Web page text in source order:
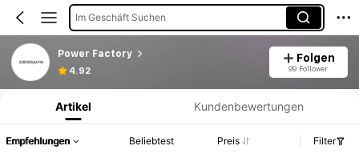
Im Geschäft Suchen
Power Factory
4.92
Folgen
99 Follower
Produktinformation: Preisangabe, Verkaufs- und Lagerbestandsdetails.
Artikel Kundenbewertungen
Empfehlungen Beliebtest Preis Filter